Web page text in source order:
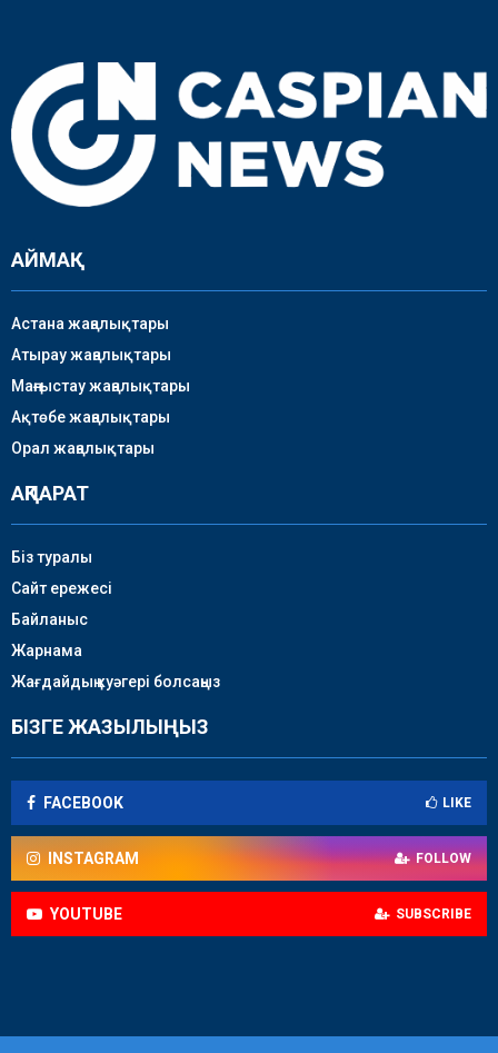
АЙМАҚ
Астана жаңалықтары
Атырау жаңалықтары
Маңғыстау жаңалықтары
Ақтөбе жаңалықтары
Орал жаңалықтары
АҚПАРАТ
Біз туралы
Сайт ережесі
Байланыс
Жарнама
Жағдайдың куәгері болсаңыз
БІЗГЕ ЖАЗЫЛЫҢЫЗ
FACEBOOK LIKE
INSTAGRAM FOLLOW
YOUTUBE SUBSCRIBE